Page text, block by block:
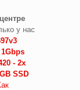
у нас
1Gbps
- 2x
SSD